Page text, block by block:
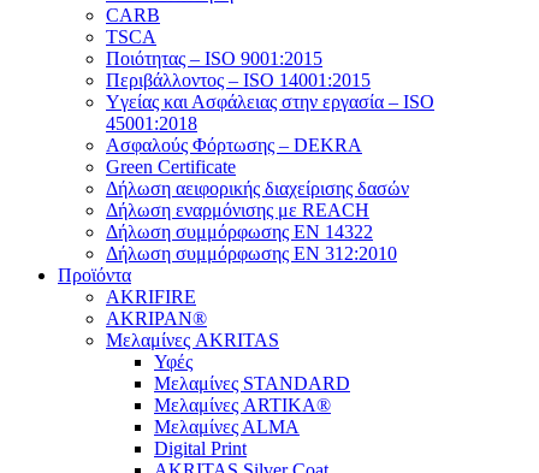
CARB
TSCA
Πoιότητας – ISO 9001:2015
Περιβάλλοντος – ISO 14001:2015
Yγείας και Ασφάλειας στην εργασία – ISO
45001:2018
Ασφαλούς Φόρτωσης – DEKRA
Green Certificate
Δήλωση αειφορικής διαχείρισης δασών
Δήλωση εναρμόνισης με REACH
Δήλωση συμμόρφωσης EN 14322
Δήλωση συμμόρφωσης EN 312:2010
Προϊόντα
AKRIFIRE
AKRIPAN®
Μελαμίνες AKRITAS
Υφές
Μελαμίνες STANDARD
Μελαμίνες ARTIKA®
Μελαμίνες ΑLMA
Digital Print